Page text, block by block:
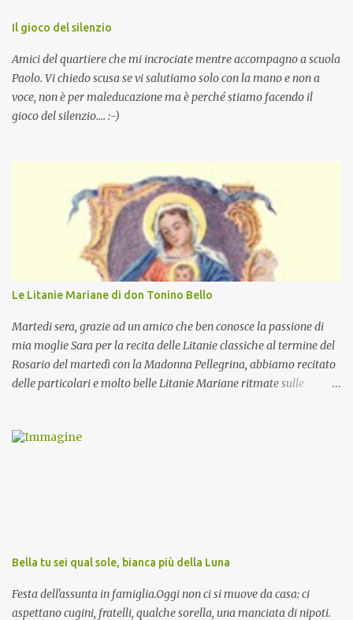
Il gioco del silenzio
Amici del quartiere che mi incrociate mentre accompagno a scuola
Paolo. Vi chiedo scusa se vi salutiamo solo con la mano e non a
voce, non è per maleducazione ma è perché stiamo facendo il
gioco del silenzio.... :-)
Le Litanie Mariane di don Tonino Bello
Martedi sera, grazie ad un amico che ben conosce la passione di
mia moglie Sara per la recita delle Litanie classiche al termine del
Rosario del martedì con la Madonna Pellegrina, abbiamo recitato
delle particolari e molto belle Litanie Mariane ritmate sulle
preghiera.
Bella tu sei qual sole, bianca più della Luna
Festa dell'assunta in famiglia.Oggi non ci si muove da casa: ci
aspettano cugini, fratelli, qualche sorella, una manciata di nipoti.